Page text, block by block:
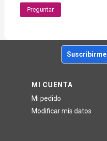
Preguntar
MI CUENTA
Mi pedido
Modificar mis datos